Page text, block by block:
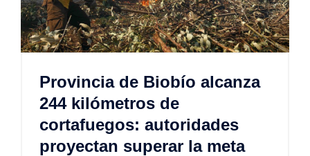
Provincia de Biobío alcanza
244 kilómetros de
cortafuegos: autoridades
proyectan superar la meta